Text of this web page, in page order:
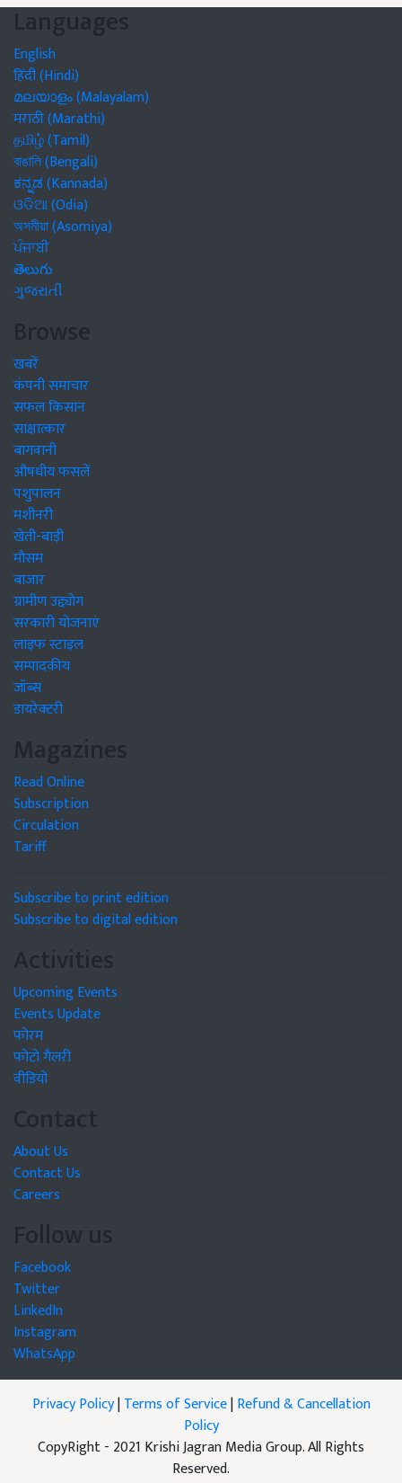
Languages
English
हिंदी (Hindi)
മലയാളം (Malayalam)
मराठी (Marathi)
தமிழ் (Tamil)
বাঙালি (Bengali)
ಕನ್ನಡ (Kannada)
ଓଡିଆ (Odia)
অসমীয়া (Asomiya)
ਪੰਜਾਬੀ
తెలుగు
ગુજરાતી
Browse
खबरें
कंपनी समाचार
सफल किसान
साक्षात्कार
बागवानी
औषधीय फसलें
पशुपालन
मशीनरी
खेती-बाड़ी
मौसम
बाजार
ग्रामीण उद्द्योग
सरकारी योजनाएं
लाइफ स्टाइल
सम्पादकीय
जॉब्स
डायरेक्टरी
Magazines
Read Online
Subscription
Circulation
Tariff
Subscribe to print edition
Subscribe to digital edition
Activities
Upcoming Events
Events Update
फोरम
फोटो गैलरी
वीडियो
Contact
About Us
Contact Us
Careers
Follow us
Facebook
Twitter
LinkedIn
Instagram
WhatsApp
Privacy Policy|Terms of Service|Refund & Cancellation
Policy
CopyRight - 2021 Krishi Jagran Media Group. All Rights
Reserved.